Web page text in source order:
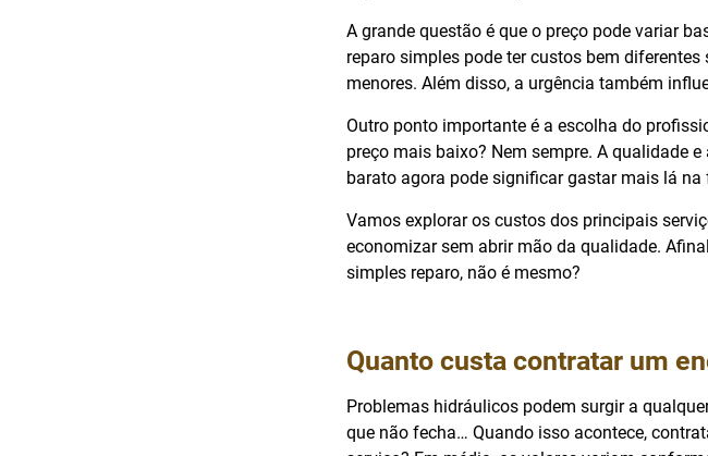
A grande questão é que o preço pode variar
reparo simples pode ter custos bem
menores. Além disso, a urgência também
Outro ponto importante é a escolha do
preço mais baixo? Nem sempre. A qualidade
barato agora pode significar gastar mais lá
Vamos explorar os custos dos principais
economizar sem abrir mão da qualidade.
simples reparo, não é mesmo?
Quanto custa contratar um
Problemas hidráulicos podem surgir a
que não fecha… Quando isso acontece,